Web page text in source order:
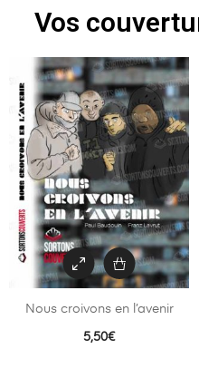
Vos
Nous croivons en l’avenir
5,50€